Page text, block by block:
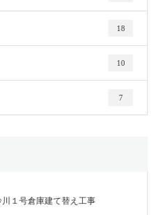
18
10
7
１号倉庫建て替え工事